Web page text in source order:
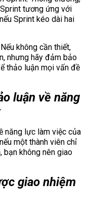
tương ứng với
Sprint kéo dài hai
không cần thiết,
nhưng hãy đảm bảo
thảo luận mọi vấn đề
luận về năng
năng lực làm việc của
một thành viên chỉ
bạn không nên giao
giao nhiệm